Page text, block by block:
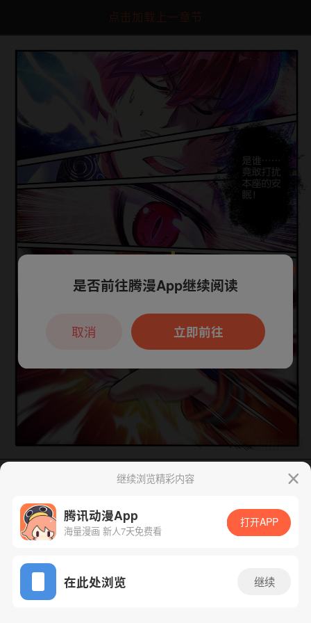
点击加载上一章节
App免费看
继续浏览精彩内容
腾讯动漫App
海量漫画 新人7天免费看
打开APP
在此处浏览 继续
本章节仅支持App阅读，可打开App新用
户7天免费看
是否前往腾漫App继续阅读
立即前往
取消